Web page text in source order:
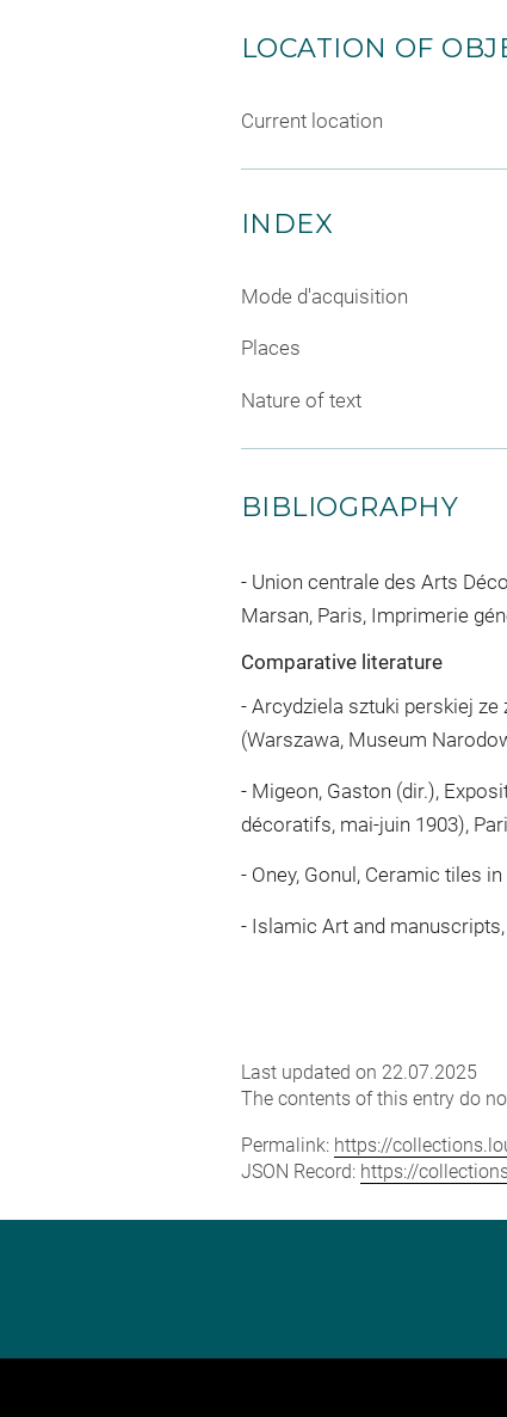
LOCATION OF
Current location
INDEX
Mode d'acquisition
Places
Nature of text
BIBLIOGRAPHY
Union centrale des Arts
Marsan, Paris, Imprimerie
Comparative literature
- Arcydziela sztuki perskiej
(Warszawa, Museum
- Migeon, Gaston (dir.),
décoratifs, mai-juin 1903),
- Oney, Gonul, Ceramic tiles
- Islamic Art and manuscripts,
Last updated on 22.07.2025
The contents of this entry do
Permalink: https://
JSON Record: https://